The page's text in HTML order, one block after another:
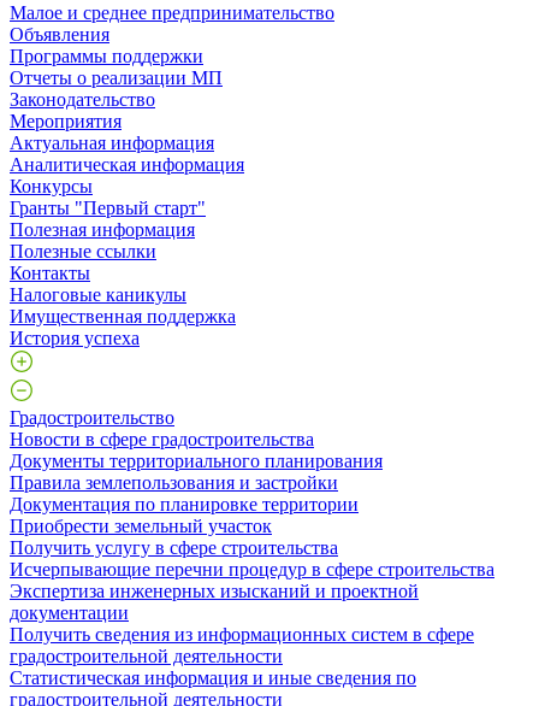
Малое и среднее предпринимательство
Объявления
Программы поддержки
Отчеты о реализации МП
Законодательство
Мероприятия
Актуальная информация
Аналитическая информация
Конкурсы
Гранты "Первый старт"
Полезная информация
Полезные ссылки
Контакты
Налоговые каникулы
Имущественная поддержка
История успеха
Градостроительство
Новости в сфере градостроительства
Документы территориального планирования
Правила землепользования и застройки
Документация по планировке территории
Приобрести земельный участок
Получить услугу в сфере строительства
Исчерпывающие перечни процедур в сфере строительства
Экспертиза инженерных изысканий и проектной
документации
Получить сведения из информационных систем в сфере
градостроительной деятельности
Статистическая информация и иные сведения по
градостроительной деятельности